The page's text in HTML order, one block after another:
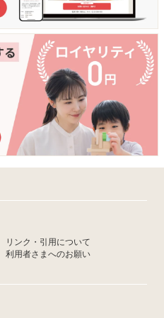
リンク・引用について
利用者さまへのお願い